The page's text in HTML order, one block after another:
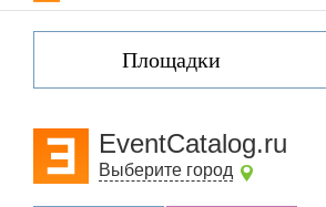
Площадки
EventCatalog.ru
Выберите город